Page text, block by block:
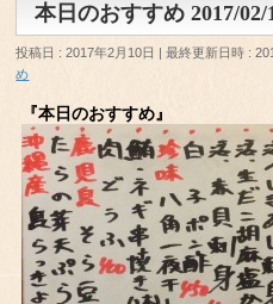
本日のおすすめ 2017/02/
投稿日 : 2017年2月10日 最終更新日時 :
め
『本日のおすすめ』